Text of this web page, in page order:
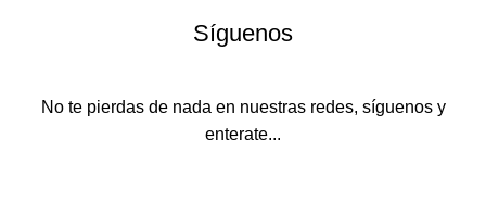
Síguenos
No te pierdas de nada en nuestras redes, síguenos y
enterate...